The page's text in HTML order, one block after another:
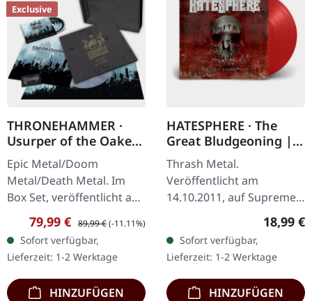
Exclusive
THRONEHAMMER ·
Usurper of the Oaken
Throne | WOODEN LP
BOX SET
Epic Metal/Doom
Metal/Death Metal. Im
Box Set, veröffentlicht am
08.03.2024, auf Supreme
Chaos Records. Ultra
schwere, handgearbeitete
Holzbox mit…
Verkaufspreis:
79,99 € Regulärer Preis:
89,99 €(-11.11%)
Sofort verfügbar,
Lieferzeit: 1-2 Werktage
HINZUFÜGEN
HATESPHERE · The
Great Bludgeoning |
TRANSPARENT RED LP
Thrash Metal.
Veröffentlicht am
14.10.2011, auf Supreme
Transparent rotes Vinyl
im Gatefold-Cover,
nummeriert, limitiert auf
400…
18,99 €
Sofort verfügbar,
Lieferzeit: 1-2 Werktage
HINZUFÜGEN